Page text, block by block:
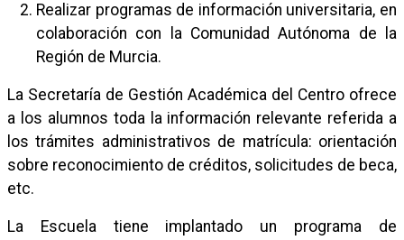
Realizar programas de información universitaria, en
colaboración con la Comunidad Autónoma de la
Región de Murcia.
La Secretaría de Gestión Académica del Centro ofrece
a los alumnos toda la información relevante referida a
los trámites administrativos de matrícula: orientación
sobre reconocimiento de créditos, solicitudes de beca,
etc.
La Escuela tiene implantado un programa de